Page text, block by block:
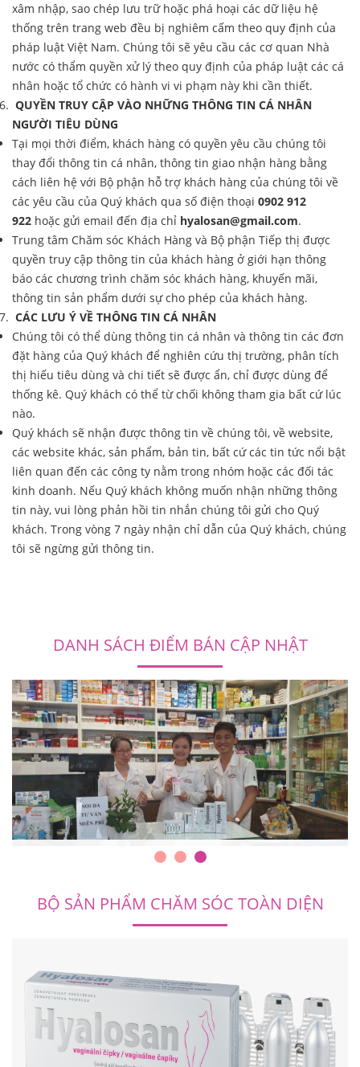
xâm nhập, sao chép lưu trữ hoặc phá hoại các dữ liệu hệ
thống trên trang web đều bị nghiêm cấm theo quy định của
pháp luật Việt Nam. Chúng tôi sẽ yêu cầu các cơ quan Nhà
nước có thẩm quyền xử lý theo quy định của pháp luật các cá
nhân hoặc tổ chức có hành vi vi phạm này khi cần thiết.
QUYỀN TRUY CẬP VÀO NHỮNG THÔNG TIN CÁ NHÂN
NGƯỜI TIÊU DÙNG
Tại mọi thời điểm, khách hàng có quyền yêu cầu chúng tôi
thay đổi thông tin cá nhân, thông tin giao nhận hàng bằng
cách liên hệ với Bộ phận hỗ trợ khách hàng của chúng tôi về
các yêu cầu của Quý khách qua số điện thoại 0902 912
922 hoặc gửi email đến địa chỉ hyalosan@gmail.com.
Trung tâm Chăm sóc Khách Hàng và Bộ phận Tiếp thị được
quyền truy cập thông tin của khách hàng ở giới hạn thông
báo các chương trình chăm sóc khách hàng, khuyến mãi,
thông tin sản phẩm dưới sự cho phép của khách hàng.
CÁC LƯU Ý VỀ THÔNG TIN CÁ NHÂN
Chúng tôi có thể dùng thông tin cá nhân và thông tin các đơn
đặt hàng của Quý khách để nghiên cứu thị trường, phân tích
thị hiếu tiêu dùng và chi tiết sẽ được ẩn, chỉ được dùng để
thống kê. Quý khách có thể từ chối không tham gia bất cứ lúc
nào.
Quý khách sẽ nhận được thông tin về chúng tôi, về website,
các website khác, sản phẩm, bản tin, bất cứ các tin tức nổi bật
liên quan đến các công ty nằm trong nhóm hoặc các đối tác
kinh doanh. Nếu Quý khách không muốn nhận những thông
tin này, vui lòng phản hồi tin nhắn chúng tôi gửi cho Quý
khách. Trong vòng 7 ngày nhận chỉ dẫn của Quý khách, chúng
tôi sẽ ngừng gửi thông tin.
DANH SÁCH ĐIỂM BÁN CẬP NHẬT
BỘ SẢN PHẨM CHĂM SÓC TOÀN DIỆN